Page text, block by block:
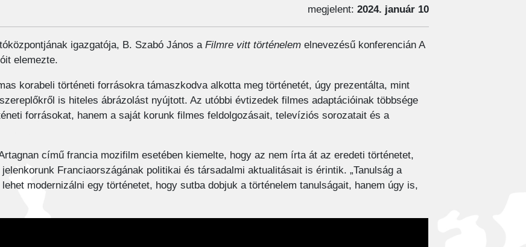
megjelent: 2024. január 10
igazgatója, B. Szabó János aFilmre vitt történelem elnevezésű konferencián A
elemezte.
korabeli történeti forrásokra támaszkodva alkotta meg történetét, úgy prezentálta, mint
is hiteles ábrázolást nyújtott. Az utóbbi évtizedek filmes adaptációinak többsége
forrásokat, hanem a saját korunk filmes feldolgozásait, televíziós sorozatait és a
című francia mozifilm esetében kiemelte, hogy az nem írta át az eredeti történetet,
Franciaországának politikai és társadalmi aktualitásait is érintik. „Tanulság a
modernizálni egy történetet, hogy sutba dobjuk a történelem tanulságait, hanem úgy is,